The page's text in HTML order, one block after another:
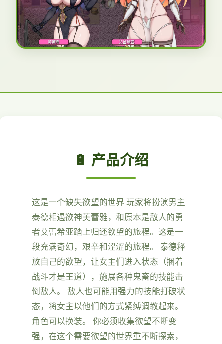
🔋 产品介绍
这是一个缺失欲望的世界 玩家将扮演男主
泰德相遇欲神芙蕾雅，和原本是敌人的勇
者艾蕾希亚踏上归还欲望的旅程。这是一
段充满奇幻，艰辛和涩涩的旅程。 泰德释
放自己的欲望，让女主们进入状态（捆着
战斗才是王道），施展各种鬼畜的技能击
倒敌人。 敌人也可能用强力的技能打破状
态，将女主以他们的方式紧缚调教起来。
角色可以换装。 你必须收集欲望不断变
强，在这个需要欲望的世界重不断探索，